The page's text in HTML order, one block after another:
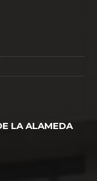
LA ALAMEDA